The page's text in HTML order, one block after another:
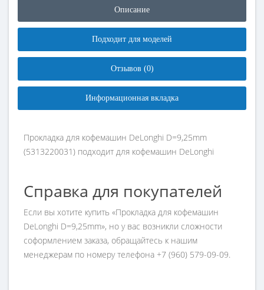
Описание
Подходит для моделей
Отзывов (0)
Информационная вкладка
Прокладка для кофемашин DeLonghi D=9,25mm
(5313220031) подходит для кофемашин DeLonghi
Справка для покупателей
Если вы хотите купить «Прокладка для кофемашин
DeLonghi D=9,25mm», но у вас возникли сложности
соформлением заказа, обращайтесь к нашим
менеджерам по номеру телефона +7 (960) 579-09-09.